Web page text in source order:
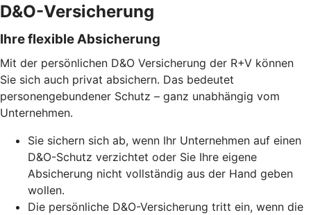
D&O-Versicherung
Ihre flexible Absicherung
Mit der persönlichen D&O Versicherung der R+V können
Sie sich auch privat absichern. Das bedeutet
personengebundener Schutz – ganz unabhängig vom
Unternehmen.
Sie sichern sich ab, wenn Ihr Unternehmen auf einen
D&O-Schutz verzichtet oder Sie Ihre eigene
Absicherung nicht vollständig aus der Hand geben
wollen.
Die persönliche D&O-Versicherung tritt ein, wenn die